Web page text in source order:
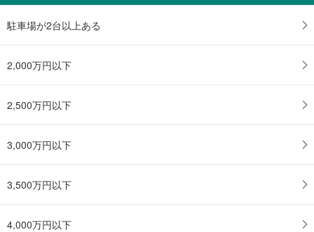
駐車場が2台以上ある
2,000万円以下
2,500万円以下
3,000万円以下
3,500万円以下
4,000万円以下